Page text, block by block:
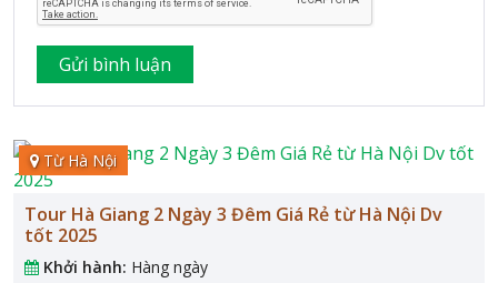
Từ Hà Nội
Tour Hà Giang 2 Ngày 3 Đêm Giá Rẻ từ Hà Nội Dv
tốt 2025
Khởi hành: Hàng ngày